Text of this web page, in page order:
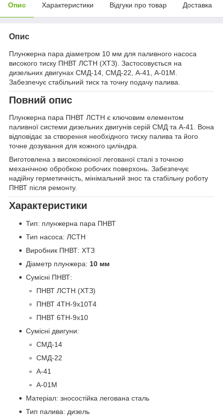
Опис Характеристики Відгуки про товар Доставка
Опис
Плунжерна пара діаметром 10 мм для паливного насоса
високого тиску ПНВТ ЛСТН (ХТЗ). Застосовується на
дизельних двигунах СМД-14, СМД-22, А-41, А-01М.
Забезпечує стабільний тиск та точну подачу палива.
Повний опис
Плунжерна пара ПНВТ ЛСТН є ключовим елементом
паливної системи дизельних двигунів серій СМД та А-41. Вона
відповідає за створення необхідного тиску палива та його
точне дозування для кожного циліндра.
Виготовлена з високоякісної легованої сталі з точною
механічною обробкою робочих поверхонь. Забезпечує
надійну герметичність, мінімальний знос та стабільну роботу
ПНВТ після ремонту.
Характеристики
Тип: плунжерна пара ПНВТ
Тип насоса: ЛСТН
Виробник ПНВТ: ХТЗ
Діаметр плунжера: 10 мм
Сумісні ПНВТ:
ПНВТ ЛСТН (ХТЗ)
ПНВТ 4ТН-9х10Т4
ПНВТ 6ТН-9х10
Сумісні двигуни:
СМД-14
СМД-22
А-41
А-01М
Матеріал: зносостійка легована сталь
Тип палива: дизель